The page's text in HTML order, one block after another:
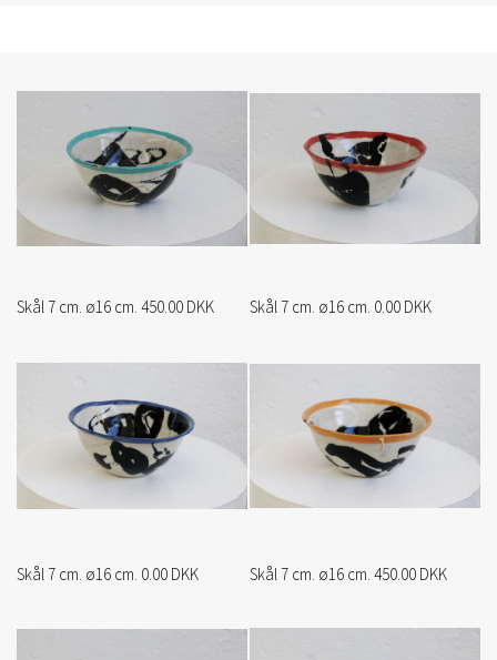
Skål 7 cm. ø16 cm. 450.00 DKK Skål 7 cm. ø16 cm. 0.00 DKK
Skål 7 cm. ø16 cm. 0.00 DKK Skål 7 cm. ø16 cm. 450.00 DKK